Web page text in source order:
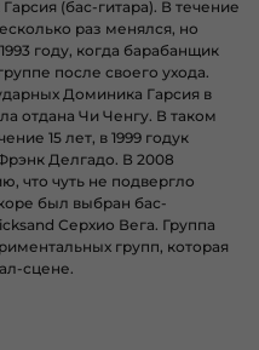
(бас-гитара). В течение
раз менялся, но
году, когда барабанщик
после своего ухода.
Доминика Гарсия в
отдана Чи Ченгу. В таком
15 лет, в 1999 годук
Делгадо. В 2008
что чуть не подвергло
был выбран бас-
Серхио Вега. Группа
групп, которая
сцене.